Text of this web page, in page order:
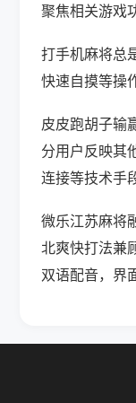
聚焦相关游戏
打手机麻将总
快速自摸等操
皮皮跑胡子输
分用户反映其
连接等技术手
微乐江苏麻将
北爽快打法兼
双语配音，界